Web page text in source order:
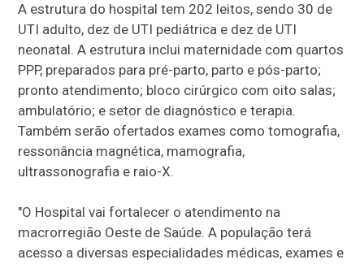
A estrutura do hospital tem 202 leitos, sendo 30 de
UTI adulto, dez de UTI pediátrica e dez de UTI
neonatal. A estrutura inclui maternidade com quartos
PPP, preparados para pré-parto, parto e pós-parto;
pronto atendimento; bloco cirúrgico com oito salas;
ambulatório; e setor de diagnóstico e terapia.
Também serão ofertados exames como tomografia,
ressonância magnética, mamografia,
ultrassonografia e raio-X.
"O Hospital vai fortalecer o atendimento na
macrorregião Oeste de Saúde. A população terá
acesso a diversas especialidades médicas, exames e